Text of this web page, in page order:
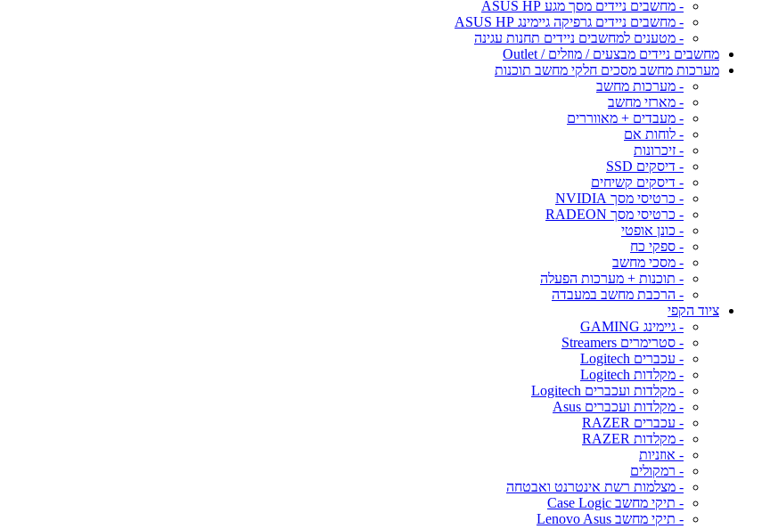
- מחשבים ניידים מסך מגע ASUS HP
- מחשבים ניידים גרפיקה גיימינג ASUS HP
- מטענים למחשבים ניידים תחנות עגינה
מחשבים ניידים מבצעים / מוזלים / Outlet
מערכות מחשב מסכים חלקי מחשב תוכנות
- מערכות מחשב
- מארזי מחשב
- מעבדים + מאווררים
- לוחות אם
- זיכרונות
- דיסקים SSD
- דיסקים קשיחים
- כרטיסי מסך NVIDIA
- כרטיסי מסך RADEON
- כונן אופטי
- ספקי כח
- מסכי מחשב
- תוכנות + מערכות הפעלה
- הרכבת מחשב במעבדה
ציוד הקפי
- גיימינג GAMING
- סטרימרים Streamers
- עכברים Logitech
- מקלדות Logitech
- מקלדות ועכברים Logitech
- מקלדות ועכברים Asus
- עכברים RAZER
- מקלדות RAZER
- אוזניות
- רמקולים
- מצלמות רשת אינטרנט ואבטחה
- תיקי מחשב Case Logic
- תיקי מחשב Lenovo Asus